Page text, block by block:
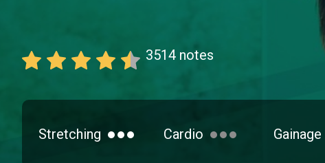
3514 notes
Stretching Cardio Gainage